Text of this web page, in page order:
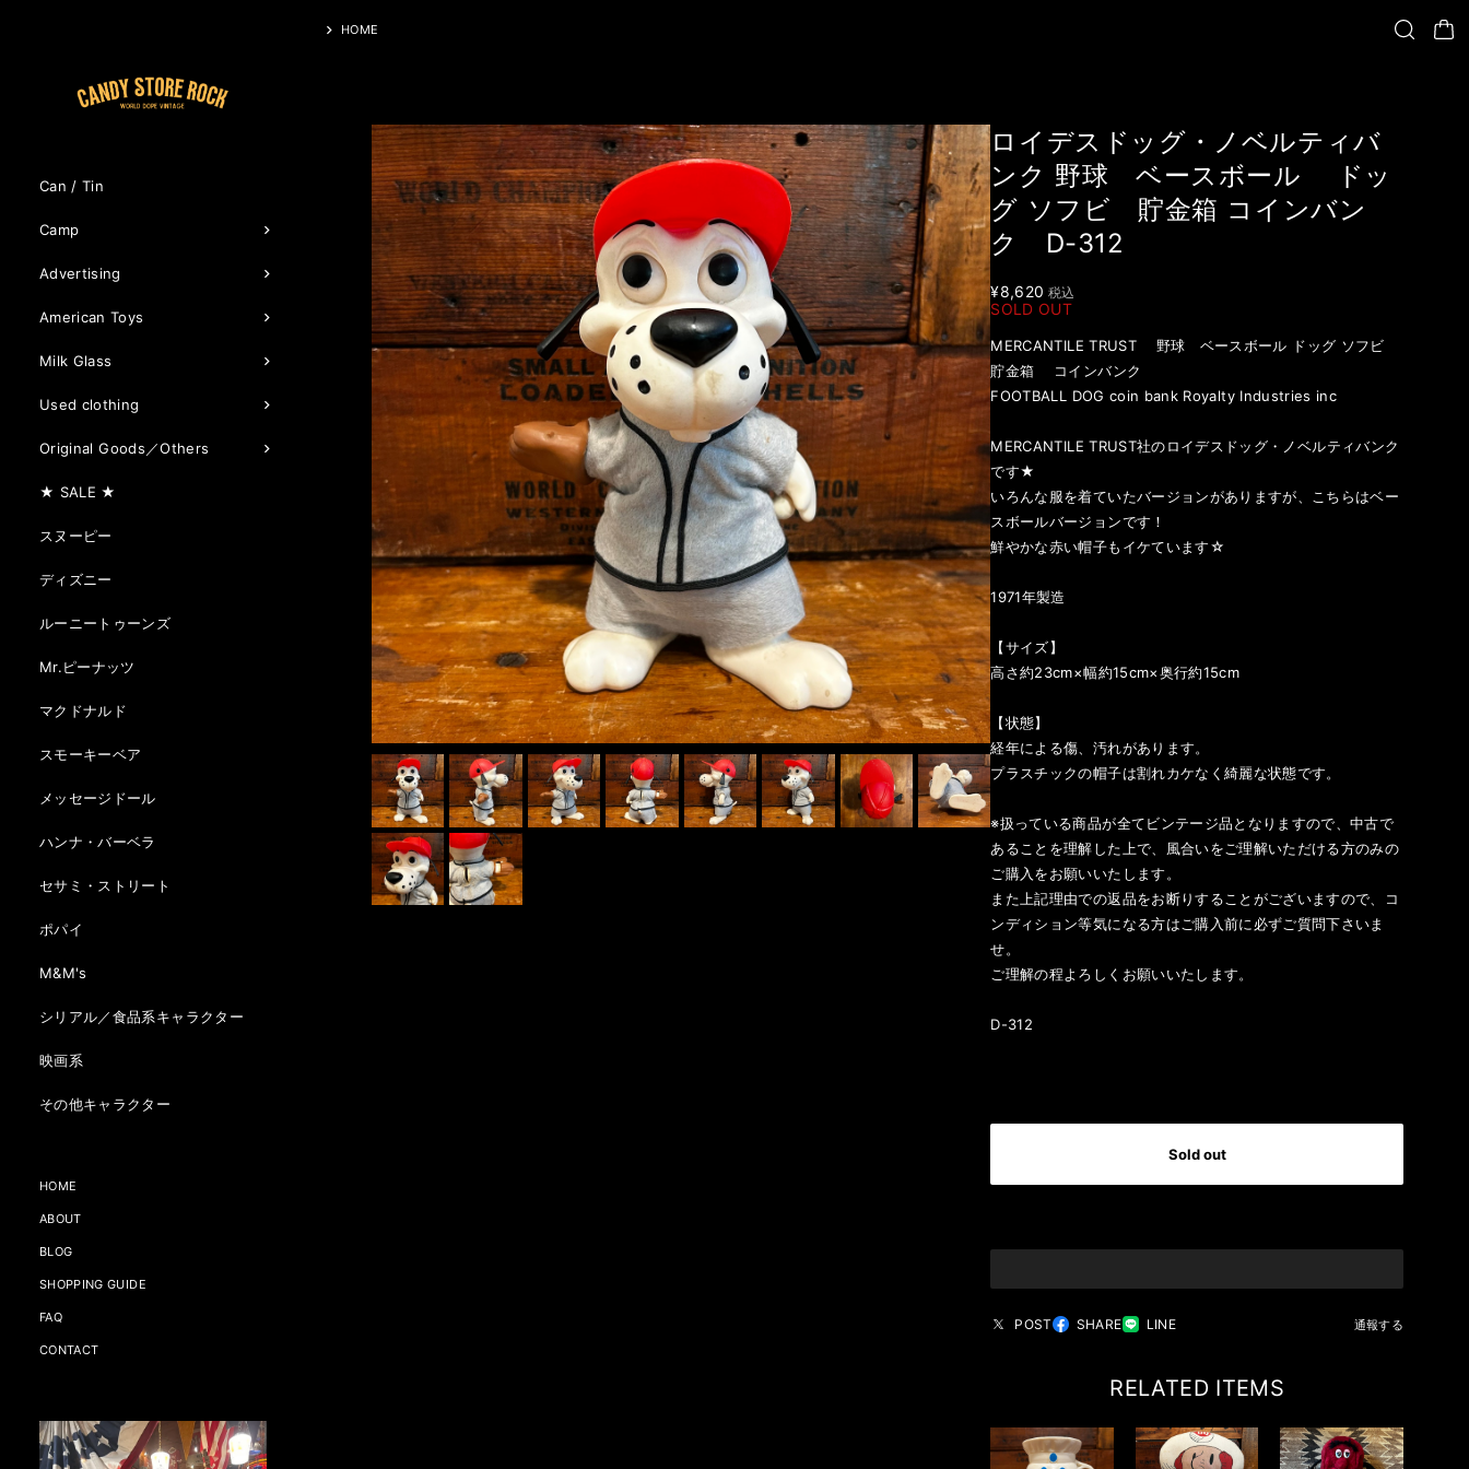
Can / Tin
Camp
Advertising
American Toys
Milk Glass
Used clothing
Original Goods／Others
★ SALE ★
スヌーピー
ディズニー
ルーニートゥーンズ
Mr.ピーナッツ
マクドナルド
スモーキーベア
メッセージドール
ハンナ・バーベラ
セサミ・ストリート
ポパイ
M&M's
シリアル／食品系キャラクター
映画系
その他キャラクター
HOME
ABOUT
BLOG
SHOPPING GUIDE
FAQ
CONTACT
HOME
ロイデスドッグ・ノベルティバ
ンク 野球 ベースボール ドッ
グ ソフビ 貯金箱 コインバン
ク D-312
¥8,620 税込
SOLD OUT
MERCANTILE TRUST 野球 ベースボール ドッグ ソフビ
貯金箱 コインバンク
FOOTBALL DOG coin bank Royalty Industries inc
MERCANTILE TRUST社のロイデスドッグ・ノベルティバンク
です★
いろんな服を着ていたバージョンがありますが、こちらはベー
スボールバージョンです！
鮮やかな赤い帽子もイケています☆
1971年製造
【サイズ】
高さ約23cm×幅約15cm×奥行約15cm
【状態】
経年による傷、汚れがあります。
プラスチックの帽子は割れカケなく綺麗な状態です。
※扱っている商品が全てビンテージ品となりますので、中古で
あることを理解した上で、風合いをご理解いただける方のみの
ご購入をお願いいたします。
また上記理由での返品をお断りすることがございますので、コ
ンディション等気になる方はご購入前に必ずご質問下さいま
せ。
ご理解の程よろしくお願いいたします。
D-312
Sold out
POST SHARE LINE 通報する
RELATED ITEMS